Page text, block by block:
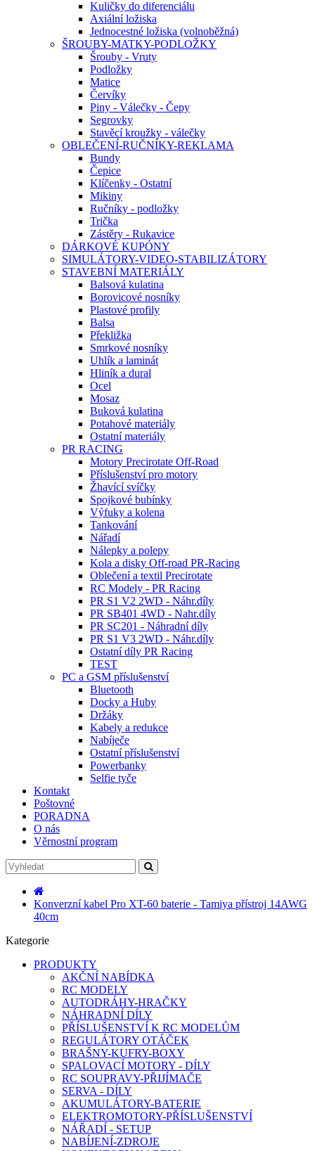
Kuličky do diferenciálu
Axiální ložiska
Jednocestné ložiska (volnoběžná)
ŠROUBY-MATKY-PODLOŽKY
Šrouby - Vruty
Podložky
Matice
Červíky
Piny - Válečky - Čepy
Segrovky
Stavěcí kroužky - válečky
OBLEČENÍ-RUČNÍKY-REKLAMA
Bundy
Čepice
Klíčenky - Ostatní
Mikiny
Ručníky - podložky
Trička
Zástěry - Rukavice
DÁRKOVÉ KUPÓNY
SIMULÁTORY-VIDEO-STABILIZÁTORY
STAVEBNÍ MATERIÁLY
Balsová kulatina
Borovicové nosníky
Plastové profily
Balsa
Překližka
Smrkové nosníky
Uhlík a laminát
Hliník a dural
Ocel
Mosaz
Buková kulatina
Potahové materiály
Ostatní materiály
PR RACING
Motory Precirotate Off-Road
Příslušenství pro motory
Žhavící svíčky
Spojkové bubínky
Výfuky a kolena
Tankování
Nářadí
Nálepky a polepy
Kola a disky Off-road PR-Racing
Oblečení a textil Precirotate
RC Modely - PR Racing
PR S1 V2 2WD - Náhr.díly
PR SB401 4WD - Nahr.díly
PR SC201 - Náhradní díly
PR S1 V3 2WD - Náhr.díly
Ostatní díly PR Racing
TEST
PC a GSM příslušenství
Bluetooth
Docky a Huby
Držáky
Kabely a redukce
Nabíječe
Ostatní příslušenství
Powerbanky
Selfie tyče
Kontakt
Poštovné
PORADNA
O nás
Věrnostní program
Konverzní kabel Pro XT-60 baterie - Tamiya přístroj 14AWG
40cm
Kategorie
PRODUKTY
AKČNÍ NABÍDKA
RC MODELY
AUTODRÁHY-HRAČKY
NÁHRADNÍ DÍLY
PŘÍSLUŠENSTVÍ K RC MODELŮM
REGULÁTORY OTÁČEK
BRAŠNY-KUFRY-BOXY
SPALOVACÍ MOTORY - DÍLY
RC SOUPRAVY-PŘIJÍMAČE
SERVA - DÍLY
AKUMULÁTORY-BATERIE
ELEKTROMOTORY-PŘÍSLUŠENSTVÍ
NÁŘADÍ - SETUP
NABÍJENÍ-ZDROJE